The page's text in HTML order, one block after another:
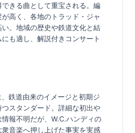
きる曲として重宝される。編
高く、各地のトラッド・ジャ
。地域の歴史や鉄道文化と結
も適し、解説付きコンサート
鉄道由来のイメージと初期ジ
スタンダード。詳細な初出や
報不明だが、W.C.ハンディの
音楽へ押し上げた事実を実感